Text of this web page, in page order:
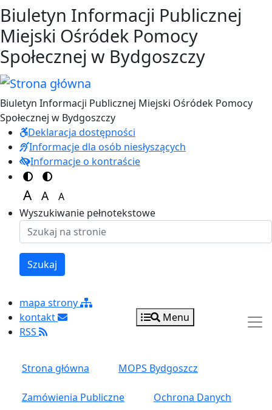
Przejdź do treści
Przejdź do menu
Biuletyn Informacji Publicznej
Miejski Ośródek Pomocy
Społecznej w Bydgoszczy
Biuletyn Informacji Publicznej Miejski Ośródek Pomocy
Społecznej w Bydgoszczy
Deklaracja dostępności
Informacje dla osób niesłyszących
Informacje o kontraście
Switch to color theme
Switch to high visibility theme
A
Set font size to 150%
A
Set font size to 125%
A
Set font size to 100%
Wyszukiwanie pełnotekstowe
Szukaj
mapa strony
kontakt
RSS
Menu
Strona główna MOPS Bydgoszcz
Zamówienia Publiczne Ochrona Danych